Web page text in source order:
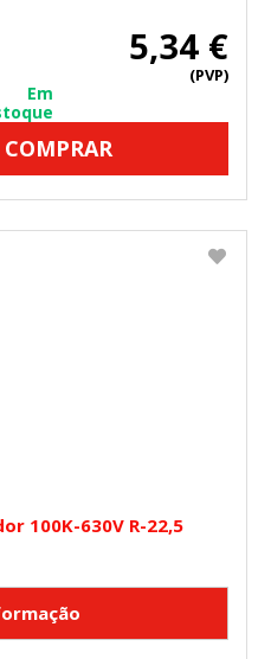
5,34 €
(PVP)
Em
COMPRAR
100K-630V R-22,5